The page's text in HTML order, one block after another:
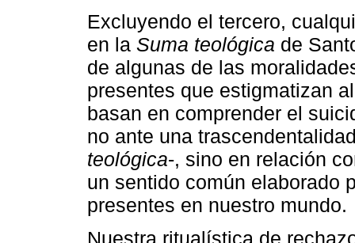
Excluyendo el tercero,
en la Suma teológica de
de algunas de las
presentes que estigmatizan
basan en comprender el
no ante una
teológica-, sino en relación
un sentido común elaborado
presentes en nuestro mundo.
Nuestra ritualística de